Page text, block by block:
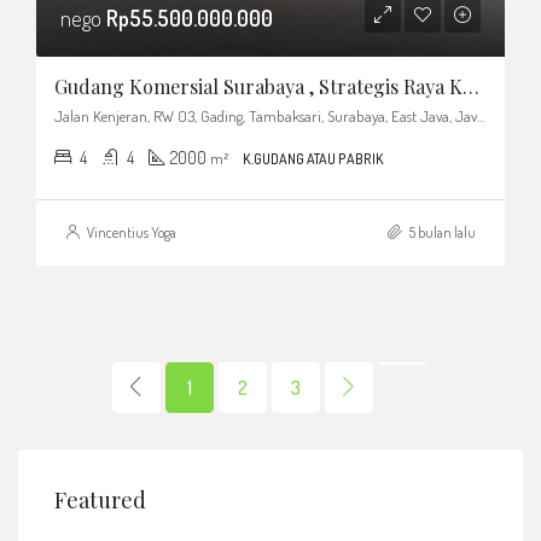
nego Rp55.500.000.000
Gudang Komersial Surabaya , Strategis Raya Kenjeran Surabaya Timur Lokasi Terbaik
Jalan Kenjeran, RW 03, Gading, Tambaksari, Surabaya, East Java, Java, 60133, Indonesia
4 4 2000 m² K.GUDANG ATAU PABRIK
Vincentius Yoga 5 bulan lalu
1 2 3
Featured